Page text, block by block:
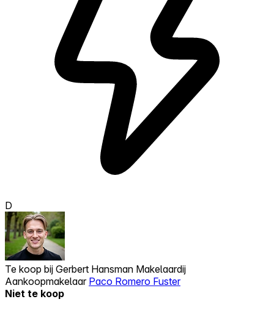
D
Te koop bij Gerbert Hansman Makelaardij
Aankoopmakelaar Paco Romero Fuster
Niet te koop